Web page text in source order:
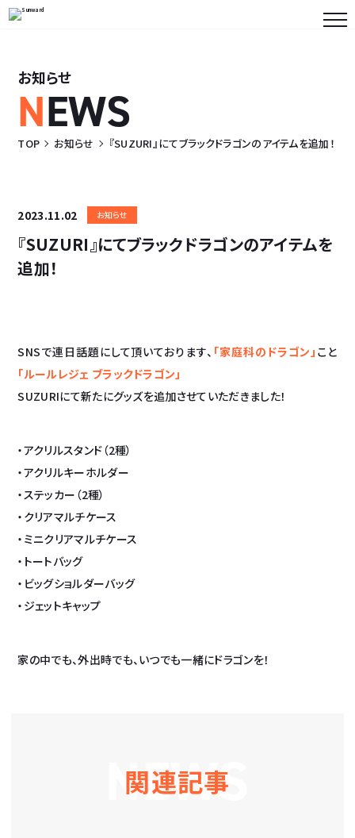
お知らせ
NEWS
TOP お知らせ 『SUZURI』にてブラックドラゴンのアイテムを追加！
2023.11.02 お知らせ
『SUZURI』にてブラックドラゴンのアイテムを
追加！
SNSで連日話題にして頂いております、 「家庭科のドラゴン」 こと
「ルールレジェ ブラックドラゴン」
SUZURIにて新たにグッズを追加させていただきました！
・アクリルスタンド（2種）
・アクリルキーホルダー
・ステッカー（2種）
・クリアマルチケース
・ミニクリアマルチケース
・トートバッグ
・ビッグショルダーバッグ
・ジェットキャップ
家の中でも、外出時でも、いつでも一緒にドラゴンを！
NEWS
関連記事